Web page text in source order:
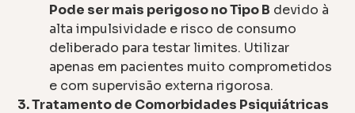
Pode ser mais perigoso no Tipo B devido à
alta impulsividade e risco de consumo
deliberado para testar limites. Utilizar
apenas em pacientes muito comprometidos
e com supervisão externa rigorosa.
3. Tratamento de Comorbidades Psiquiátricas